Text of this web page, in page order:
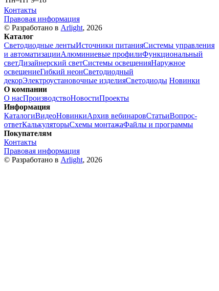
Контакты
Правовая информация
© Разработано в Arlight, 2026
Каталог
Светодиодные лентыИсточники питанияСистемы управления
и автоматизацииАлюминиевые профилиФункциональный
светДизайнерский светСистемы освещенияНаружное
освещениеГибкий неонСветодиодный
декорЭлектроустановочные изделияСветодиоды Новинки
О компании
О насПроизводствоНовостиПроекты
Информация
КаталогиВидеоНовинкиАрхив вебинаровСтатьиВопрос-
ответКалькуляторыСхемы монтажаФайлы и программы
Покупателям
Контакты
Правовая информация
© Разработано в Arlight, 2026